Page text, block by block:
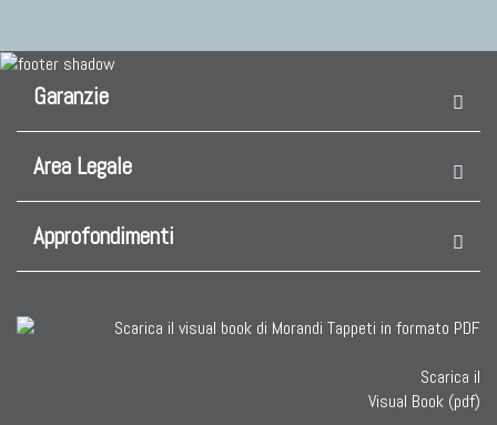
Garanzie
Area Legale
Approfondimenti
Scarica il
Visual Book (pdf)